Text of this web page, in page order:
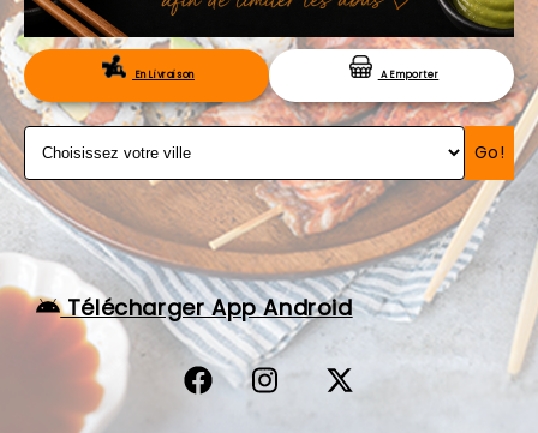
C.G.V
RÉSERVATIONEn Livraison A Emporter
Go!
Télécharger App Android